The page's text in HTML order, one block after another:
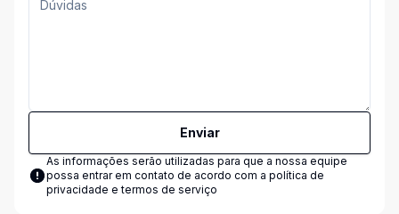
Enviar
As informações serão utilizadas para que a nossa equipe
possa entrar em contato de acordo com a política de
privacidade e termos de serviço